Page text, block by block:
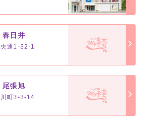
日井
通1-32-1
張旭
町3-3-14